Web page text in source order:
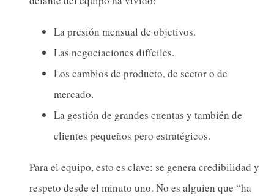
La presión mensual de objetivos.
Las negociaciones difíciles.
Los cambios de producto, de sector o de
mercado.
La gestión de grandes cuentas y también de
clientes pequeños pero estratégicos.
Para el equipo, esto es clave: se genera credibilidad y
respeto desde el minuto uno. No es alguien que “ha